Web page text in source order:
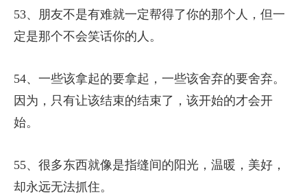
53、朋友不是有难就一定帮得了你的那个人，但一
定是那个不会笑话你的人。
54、一些该拿起的要拿起，一些该舍弃的要舍弃。
因为，只有让该结束的结束了，该开始的才会开
始。
55、很多东西就像是指缝间的阳光，温暖，美好，
却永远无法抓住。